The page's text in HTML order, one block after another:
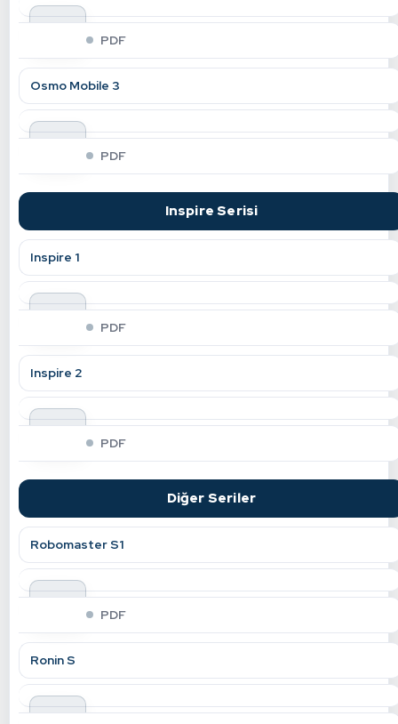
indir
PDF
Osmo Mobile 3
indir
PDF
Inspire Serisi
Inspire 1
indir
PDF
Inspire 2
indir
PDF
Diğer Seriler
Robomaster S1
indir
PDF
Ronin S
indir